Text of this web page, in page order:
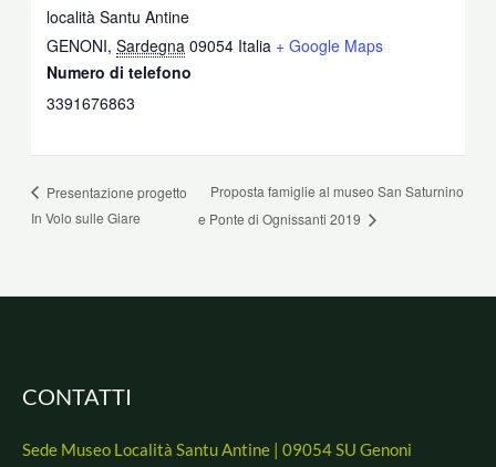
località Santu Antine
GENONI, Sardegna 09054 Italia + Google Maps
Numero di telefono
3391676863
Presentazione progetto
In Volo sulle Giare
Proposta famiglie al museo San Saturnino
e Ponte di Ognissanti 2019
CONTATTI
Sede Museo Località Santu Antine | 09054 SU Genoni